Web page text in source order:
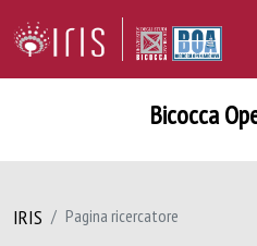
Bicocca
IRIS Pagina ricercatore